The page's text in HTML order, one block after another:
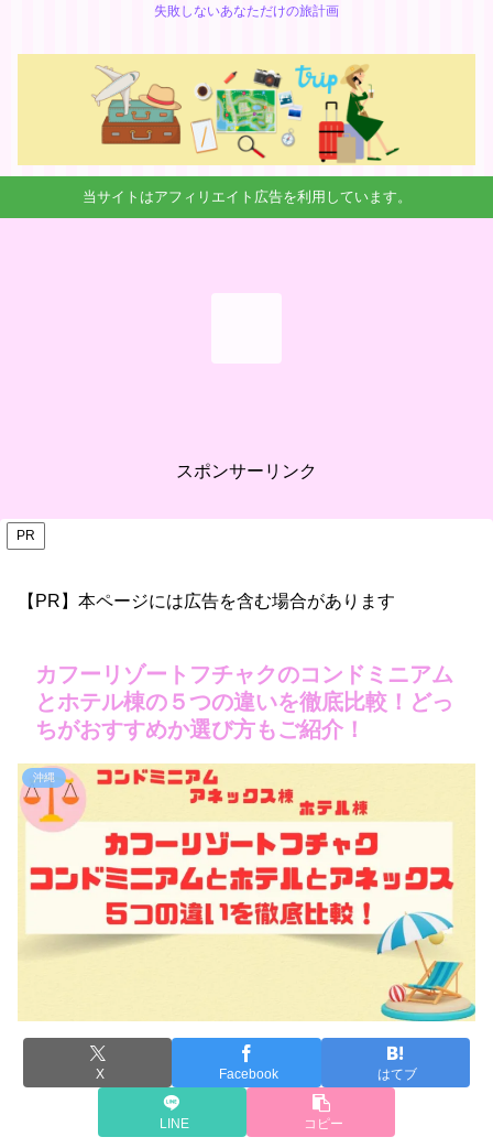
失敗しないあなただけの旅計画
当サイトはアフィリエイト広告を利用しています。
スポンサーリンク
PR
【PR】本ページには広告を含む場合があります
カフーリゾートフチャクのコンドミニアム
とホテル棟の５つの違いを徹底比較！どっ
ちがおすすめか選び方もご紹介！
沖縄
X Facebook はてブ
LINE コピー